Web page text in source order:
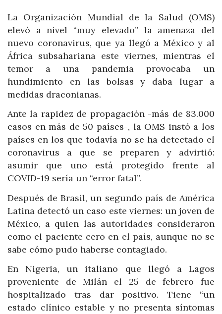
La Organización Mundial de la Salud (OMS)
elevó a nivel “muy elevado” la amenaza del
nuevo coronavirus, que ya llegó a México y al
África subsahariana este viernes, mientras el
temor a una pandemia provocaba un
hundimiento en las bolsas y daba lugar a
medidas draconianas.
Ante la rapidez de propagación -más de 83.000
casos en más de 50 países-, la OMS instó a los
países en los que todavía no se ha detectado el
coronavirus a que se preparen y advirtió:
asumir que uno está protegido frente al
COVID-19 sería un “error fatal”.
Después de Brasil, un segundo país de América
Latina detectó un caso este viernes: un joven de
México, a quien las autoridades consideraron
como el paciente cero en el país, aunque no se
sabe cómo pudo haberse contagiado.
En Nigeria, un italiano que llegó a Lagos
proveniente de Milán el 25 de febrero fue
hospitalizado tras dar positivo. Tiene “un
estado clínico estable y no presenta síntomas